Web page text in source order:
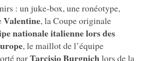
: un juke-box, une ronéotype,
Valentine, la Coupe originale
nationale italienne lors des
, le maillot de l’équipe
parTarcisio Burgnichlors de la